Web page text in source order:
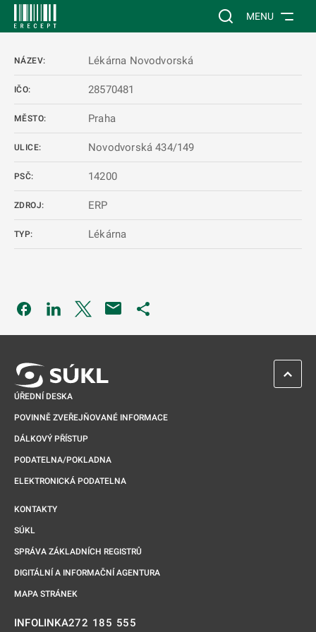
Vyhledávání na
MENU
NÁZEV: Lékárna Novodvorská
IČO: 28570481
MĚSTO: Praha
ULICE: Novodvorská 434/149
PSČ: 14200
ZDROJ: ERP
TYP: Lékárna
Odkaz se otevře na nové kartě
Odkaz se otevře na nové kartě
Odkaz se otevře na nové kartě
ÚŘEDNÍ DESKA
POVINNĚ ZVEŘEJŇOVANÉ INFORMACE
DÁLKOVÝ PŘÍSTUP
PODATELNA/POKLADNA
ELEKTRONICKÁ PODATELNA
KONTAKTY
SÚKL
SPRÁVA ZÁKLADNÍCH REGISTRŮ
DIGITÁLNÍ A INFORMAČNÍ AGENTURA
MAPA STRÁNEK
INFOLINKA272 185 555
ZPĚT